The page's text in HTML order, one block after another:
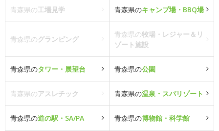
青森県の工場見学 青森県のキャンプ場・BBQ場
青森県のグランピング
青森県の牧場・レジャー＆リ
ゾート施設
青森県のタワー・展望台 青森県の公園
青森県のアスレチック 青森県の温泉・スパリゾート
青森県の道の駅・SA/PA 青森県の博物館・科学館